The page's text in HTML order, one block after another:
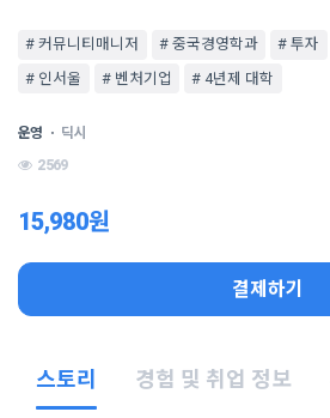
# 커뮤니티매니저 # 중국경영학과 # 투자
# 인서울
# 벤처기업 # 4년제 대학
운영 ㆍ 딕시
2569
15,980원
결제하기
스토리 경험 및 취업 정보